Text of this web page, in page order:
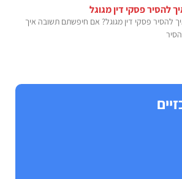
להסיר פסקי דין מגוגל
להסיר פסקי דין מגוגל? אם חיפשתם תשובה איך